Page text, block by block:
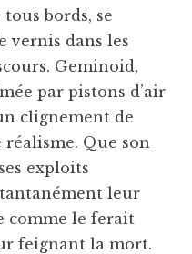
bords, se
vernis dans les
Geminoid,
par pistons d’air
clignement de
Que son
exploits
leur
comme le ferait
feignant la mort.